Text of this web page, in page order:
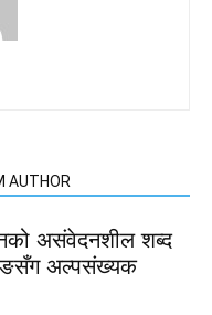
AUTHOR
असंवेदनशील शब्द
अल्पसंख्यक